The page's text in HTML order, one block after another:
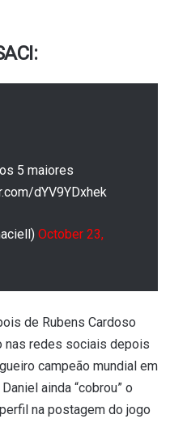
5 maiores
dYV9YDxhek
October 23,
de Rubens Cardoso
nas redes sociais depois
campeão mundial em
ainda “cobrou” o
na postagem do jogo